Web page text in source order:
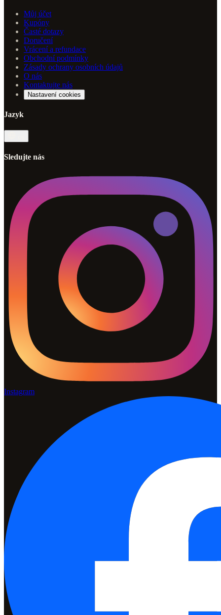
Můj účet
Kupóny
Časté dotazy
Doručení
Vrácení a refundace
Obchodní podmínky
Zásady ochrany osobních údajů
O nás
Kontaktujte nás
Nastavení cookies
Jazyk
Sledujte nás
Instagram